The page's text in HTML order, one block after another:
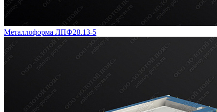
Металлоформа ЛПФ28.13-5